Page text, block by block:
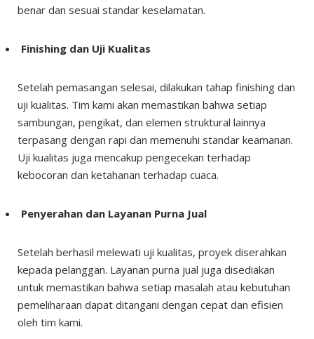
benar dan sesuai standar keselamatan.
Finishing dan Uji Kualitas
Setelah pemasangan selesai, dilakukan tahap finishing dan
uji kualitas. Tim kami akan memastikan bahwa setiap
sambungan, pengikat, dan elemen struktural lainnya
terpasang dengan rapi dan memenuhi standar keamanan.
Uji kualitas juga mencakup pengecekan terhadap
kebocoran dan ketahanan terhadap cuaca.
Penyerahan dan Layanan Purna Jual
Setelah berhasil melewati uji kualitas, proyek diserahkan
kepada pelanggan. Layanan purna jual juga disediakan
untuk memastikan bahwa setiap masalah atau kebutuhan
pemeliharaan dapat ditangani dengan cepat dan efisien
oleh tim kami.